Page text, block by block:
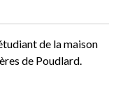
de la maison
de Poudlard.